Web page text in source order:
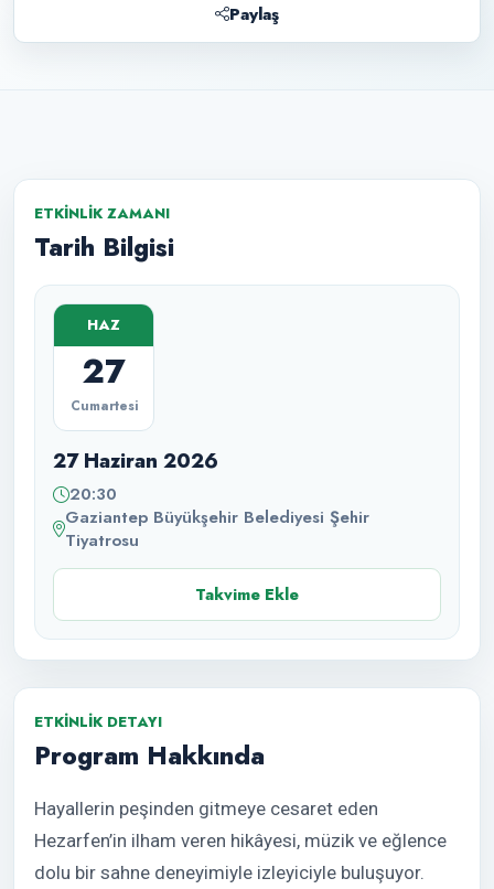
Paylaş
ETKINLIK ZAMANI
Tarih Bilgisi
HAZ
27
Cumartesi
27 Haziran 2026
20:30
Gaziantep Büyükşehir Belediyesi Şehir
Tiyatrosu
Takvime Ekle
ETKINLIK DETAYI
Program Hakkında
Hayallerin peşinden gitmeye cesaret eden
Hezarfen’in ilham veren hikâyesi, müzik ve eğlence
dolu bir sahne deneyimiyle izleyiciyle buluşuyor.